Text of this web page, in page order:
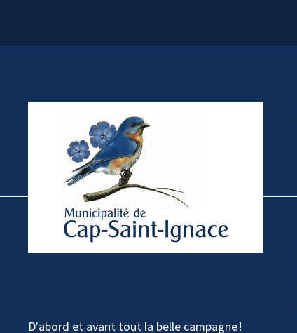
D'abord et avant tout la belle campagne!